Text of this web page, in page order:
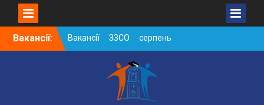
SkipВакансії:
Вакансії ЗЗСО серпень
2026
Вакансії ЗЗСО червень
Вакансії у ЗДО та
дошкільних підрозділах